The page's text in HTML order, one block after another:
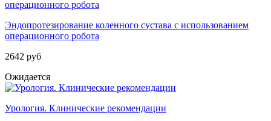
Эндопротезирование коленного сустава с использованием
операционного робота
2642 руб
Ожидается
Урология. Клинические рекомендации